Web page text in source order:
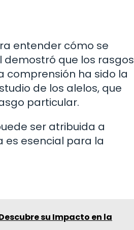
entender cómo se
que los rasgos
comprensión ha sido la
de los alelos, que
particular.
ser atribuida a
es esencial para la
su Impacto en la